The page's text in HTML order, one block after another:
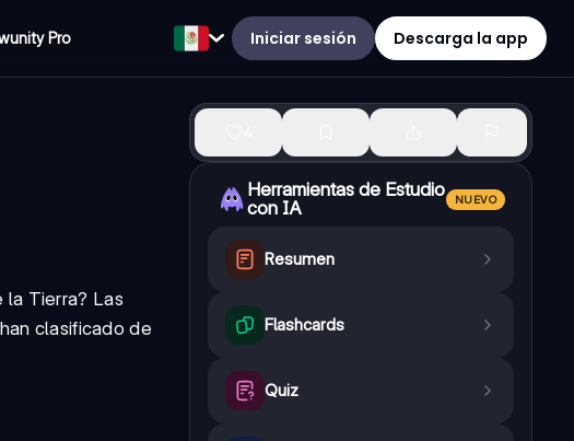
Pro Iniciar sesión Descarga la app
la Tierra? Las
clasificado de
Herramientas de Estudio
con IA
NUEVO
Resumen
Flashcards
Quiz